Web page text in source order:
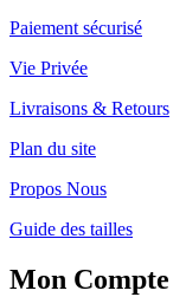
Paiement sécurisé
Vie Privée
Livraisons & Retours
Plan du site
Propos Nous
Guide des tailles
Mon Compte